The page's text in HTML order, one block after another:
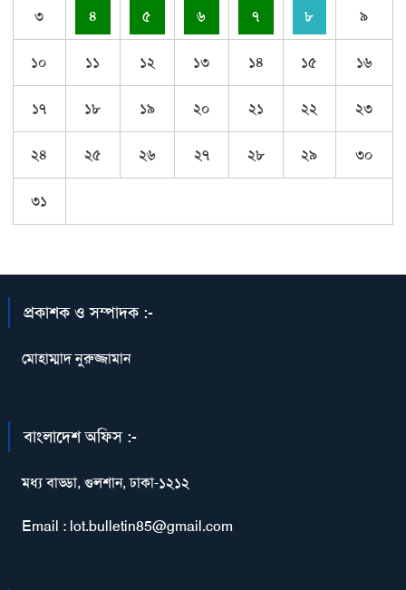
৩ ৪ ৫ ৬ ৭ ৮ ৯
১০ ১১ ১২ ১৩ ১৪ ১৫ ১৬
১৭ ১৮ ১৯ ২০ ২১ ২২ ২৩
২৪ ২৫ ২৬ ২৭ ২৮ ২৯ ৩০
৩১
প্রকাশক ও সম্পাদক :-
মোহাম্মাদ নুরুজ্জামান
বাংলাদেশ অফিস :-
মধ্য বাড্ডা, গুলশান, ঢাকা-১২১২
Email : lot.bulletin85@gmail.com